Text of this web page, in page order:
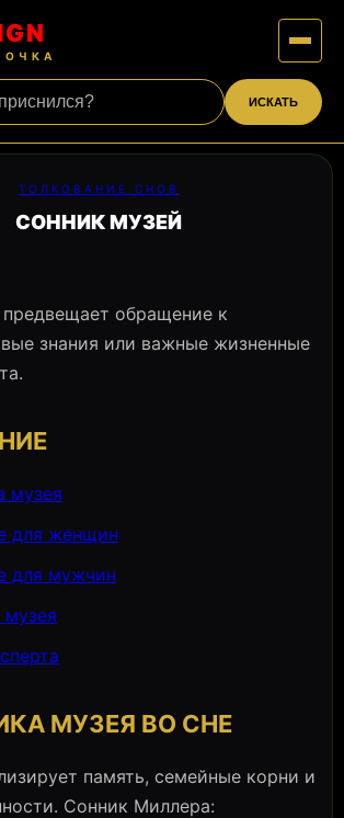
ИСКАТЬ
ТОЛКОВАНИЕ СНОВ
СОННИК МУЗЕЙ
обращение к
знания или важные жизненные
музея
для женщин
для мужчин
МУЗЕЯ ВО СНЕ
память, семейные корни и
Сонник Миллера: